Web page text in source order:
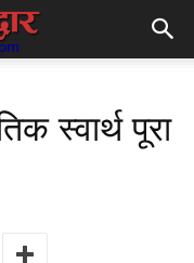
स्वार्थ पूरा